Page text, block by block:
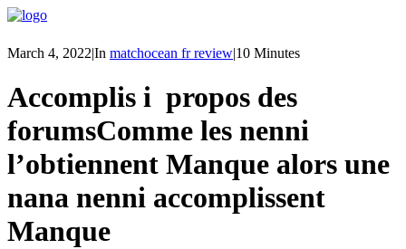
March 4, 2022|In matchocean fr review|10 Minutes
Accomplis i propos des
forumsComme les nenni
l’obtiennent Manque alors une
nana nenni accomplissent
Manque